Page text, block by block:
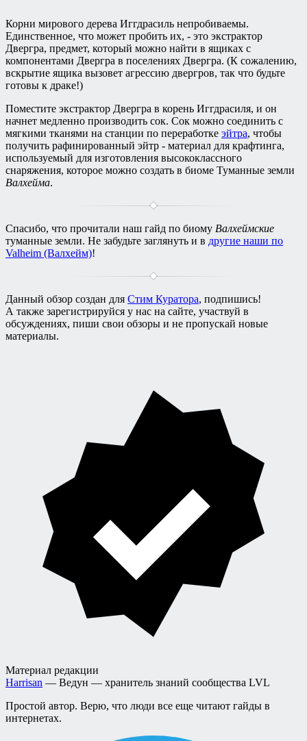
Корни мирового дерева Иггдрасиль непробиваемы.
Единственное, что может пробить их, - это экстрактор
Двергра, предмет, который можно найти в ящиках с
компонентами Двергра в поселениях Двергра. (К сожалению,
вскрытие ящика вызовет агрессию двергров, так что будьте
готовы к драке!)
Поместите экстрактор Двергра в корень Иггдрасиля, и он
начнет медленно производить сок. Сок можно соединить с
мягкими тканями на станции по переработке эйтра, чтобы
получить рафинированный эйтр - материал для крафтинга,
используемый для изготовления высококлассного
снаряжения, которое можно создать в биоме Туманные земли
Валхейма.
Спасибо, что прочитали наш гайд по биому Валхеймские
туманные земли. Не забудьте заглянуть и в другие наши по
Valheim (Валхейм)!
Данный обзор создан для Стим Куратора, подпишись!
А также зарегистрируйся у нас на сайте, участвуй в
обсуждениях, пиши свои обзоры и не пропускай новые
материалы.
Материал редакции
Harrisan — Ведун — хранитель знаний сообщества LVL
Простой автор. Верю, что люди все еще читают гайды в
интернетах.